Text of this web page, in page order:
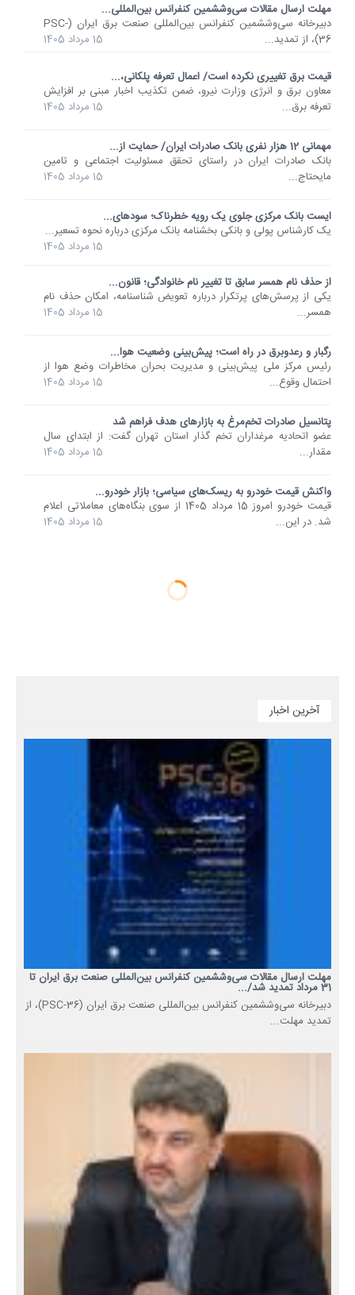
مهلت ارسال مقالات سی‌وششمین کنفرانس بین‌المللی...
دبیرخانه سی‌وششمین کنفرانس بین‌المللی صنعت برق ایران (PSC-
36)، از تمدید...
15 مرداد 1405
قیمت برق تغییری نکرده است/ اعمال تعرفه پلکانی،...
معاون برق و انرژی وزارت نیرو، ضمن تکذیب اخبار مبنی بر افزایش
تعرفه برق...
15 مرداد 1405
مهمانی 12 هزار نفری بانک صادرات ایران/ حمایت از...
​بانک صادرات ایران در راستای تحقق مسئولیت اجتماعی و تامین
مایحتاج...
15 مرداد 1405
ایست بانک مرکزی جلوی یک رویه خطرناک؛ سودهای...
یک کارشناس پولی و بانکی بخشنامه بانک مرکزی درباره نحوه تسعیر...
15 مرداد 1405
از حذف نام همسر سابق تا تغییر نام خانوادگی؛ قانون...
یکی از پرسش‌های پرتکرار درباره تعویض شناسنامه، امکان حذف نام
همسر...
15 مرداد 1405
رگبار و رعدوبرق در راه است؛ پیش‌بینی وضعیت هوا...
رئیس مرکز ملی پیش‌بینی و مدیریت بحران مخاطرات وضع هوا از
احتمال وقوع...
15 مرداد 1405
پتانسیل صادرات تخم‌مرغ به بازارهای هدف فراهم شد
عضو اتحادیه مرغداران تخم گذار استان تهران گفت: از ابتدای سال
مقدار...
15 مرداد 1405
واکنش قیمت خودرو به ریسک‌های سیاسی؛ بازار خودرو...
قیمت خودرو امروز 15 مرداد 1405 از سوی بنگاه‌های معاملاتی اعلام
شد. در این...
15 مرداد 1405
آخرین اخبار
مهلت ارسال مقالات سی‌وششمین کنفرانس بین‌المللی صنعت برق ایران تا
31 مرداد تمدید شد/...
دبیرخانه سی‌وششمین کنفرانس بین‌المللی صنعت برق ایران (PSC-36)، از
تمدید مهلت...